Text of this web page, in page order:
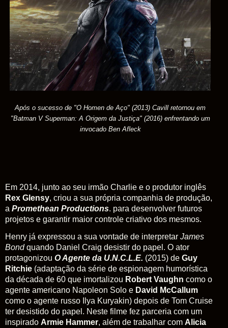
Após o sucesso de "O Homen de Aço" (2013) Cavill retornou em
"Batman V Superman: A Origem da Justiça" (2016) enfrentando um
invocado Ben Afleck
Em 2014, junto ao seu irmão Charlie e o produtor inglês
Rex Glensy, criou a sua própria companhia de produção,
a Promethean Productions. para desenvolver futuros
projetos e garantir maior controle criativo dos mesmos.
Henry já expressou a sua vontade de interpretar James
Bondquando Daniel Craig desistir do papel. O ator
protagonizou O Agente da U.N.C.L.E. (2015) de Guy
Ritchie (adaptação da série de espionagem humorística
da década de 60 que imortalizou Robert Vaughn como o
agente americano Napoleon Solo e David McCallum
como o agente russo Ilya Kuryakin) depois de Tom Cruise
ter desistido do papel. Neste filme fez parceria com um
inspirado Armie Hammer, além de trabalhar com Alicia